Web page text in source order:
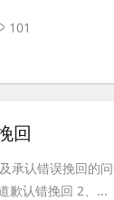
101
回
承认错误挽回的
歉认错挽回 2、...